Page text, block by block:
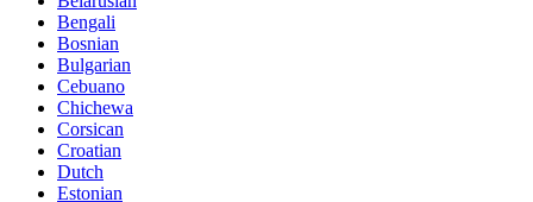
Bengali
Bosnian
Bulgarian
Cebuano
Chichewa
Corsican
Croatian
Dutch
Estonian